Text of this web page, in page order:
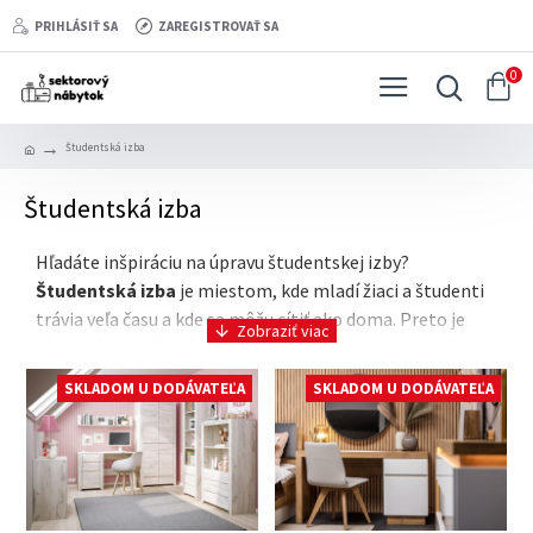
PRIHLÁSIŤ SA ZAREGISTROVAŤ SA
0
Študentská izba
Študentská izba
Hľadáte inšpiráciu na úpravu študentskej izby?
Študentská izba je miestom, kde mladí žiaci a študenti
trávia veľa času a kde sa môžu cítiť ako doma. Preto je
dôležité vybrať správnynábytok do študentskej izby
ktorý bude nielen praktický, ale aj štýlový.
Moderné študentské izby sú teraz v móde, s dôrazom na
funkcionalitu a estetiku. Mnohí študenti si vyberajúmalé
študentské izby, ktoré využívajú priestor efektívne a
ponúkajú dostatok úložného priestoru. Predievčenskú
SKLADOM U DODÁVATEĽA SKLADOM U DODÁVATEĽA